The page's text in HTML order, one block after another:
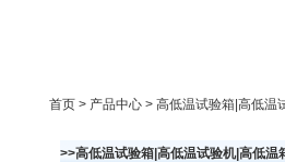
首页 > 产品中心 > 高低温试验箱|高低
>>高低温试验箱|高低温试验机|高低温